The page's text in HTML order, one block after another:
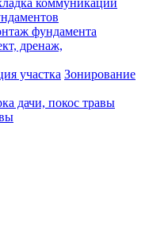
коммуникаций
фундамента
дренаж,
участка Зонирование
дачи, покос травы